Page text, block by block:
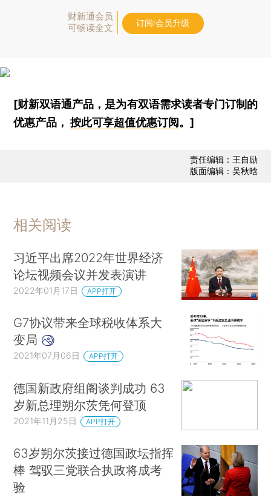
财新通会员
可畅读全文
订阅/会员升级
[财新双语通产品，是为有双语需求读者专门订制的
优惠产品，按此可享超值优惠订阅 。]
责任编辑：王自励
版面编辑：吴秋晗
相关阅读
习近平出席2022年世界经济
论坛视频会议并发表演讲
2022年01月17日 APP打开
G7协议带来全球税收体系大
变局
2021年07月06日 APP打开
德国新政府组阁谈判成功 63
岁新总理朔尔茨凭何登顶
2021年11月25日 APP打开
63岁朔尔茨接过德国政坛指挥
棒 驾驭三党联合执政将成考
验